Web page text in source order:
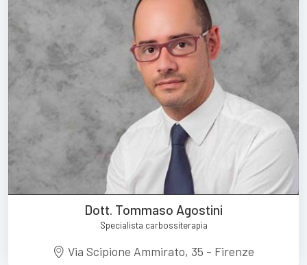
Dott. Tommaso Agostini
Specialista carbossiterapia
Via Scipione Ammirato, 35 - Firenze